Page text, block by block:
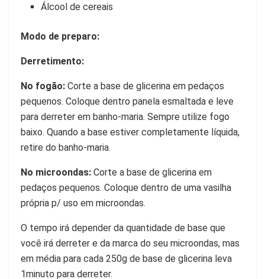
Álcool de cereais
Modo de preparo:
Derretimento:
No fogão: Corte a base de glicerina em pedaços
pequenos. Coloque dentro panela esmaltada e leve
para derreter em banho-maria. Sempre utilize fogo
baixo. Quando a base estiver completamente líquida,
retire do banho-maria.
No microondas: Corte a base de glicerina em
pedaços pequenos. Coloque dentro de uma vasilha
própria p/ uso em microondas.
O tempo irá depender da quantidade de base que
você irá derreter e da marca do seu microondas, mas
em média para cada 250g de base de glicerina leva
1minuto para derreter.